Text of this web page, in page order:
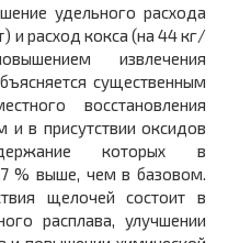
удельного расхода
и расход кокса (на 44 кг/
извлечения
существенным
восстановления
в присутствии оксидов
которых в
% выше, чем в базовом.
щелочей состоит в
расплава, улучшении